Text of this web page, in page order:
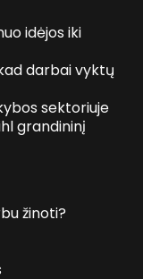
idėjos iki
darbai vyktų
sektoriuje
grandininį
žinoti?